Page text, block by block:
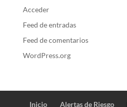
Acceder
Feed de entradas
Feed de comentarios
WordPress.org
Inicio Alertas de Riesgo